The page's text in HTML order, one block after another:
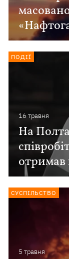
16 травня
На
отримав
ПОДІЇ
5 травня
СУСПІЛЬСТВО